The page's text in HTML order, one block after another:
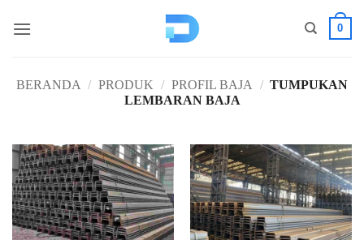
0
BERANDA / PRODUK / PROFIL BAJA / TUMPUKAN
LEMBARAN BAJA